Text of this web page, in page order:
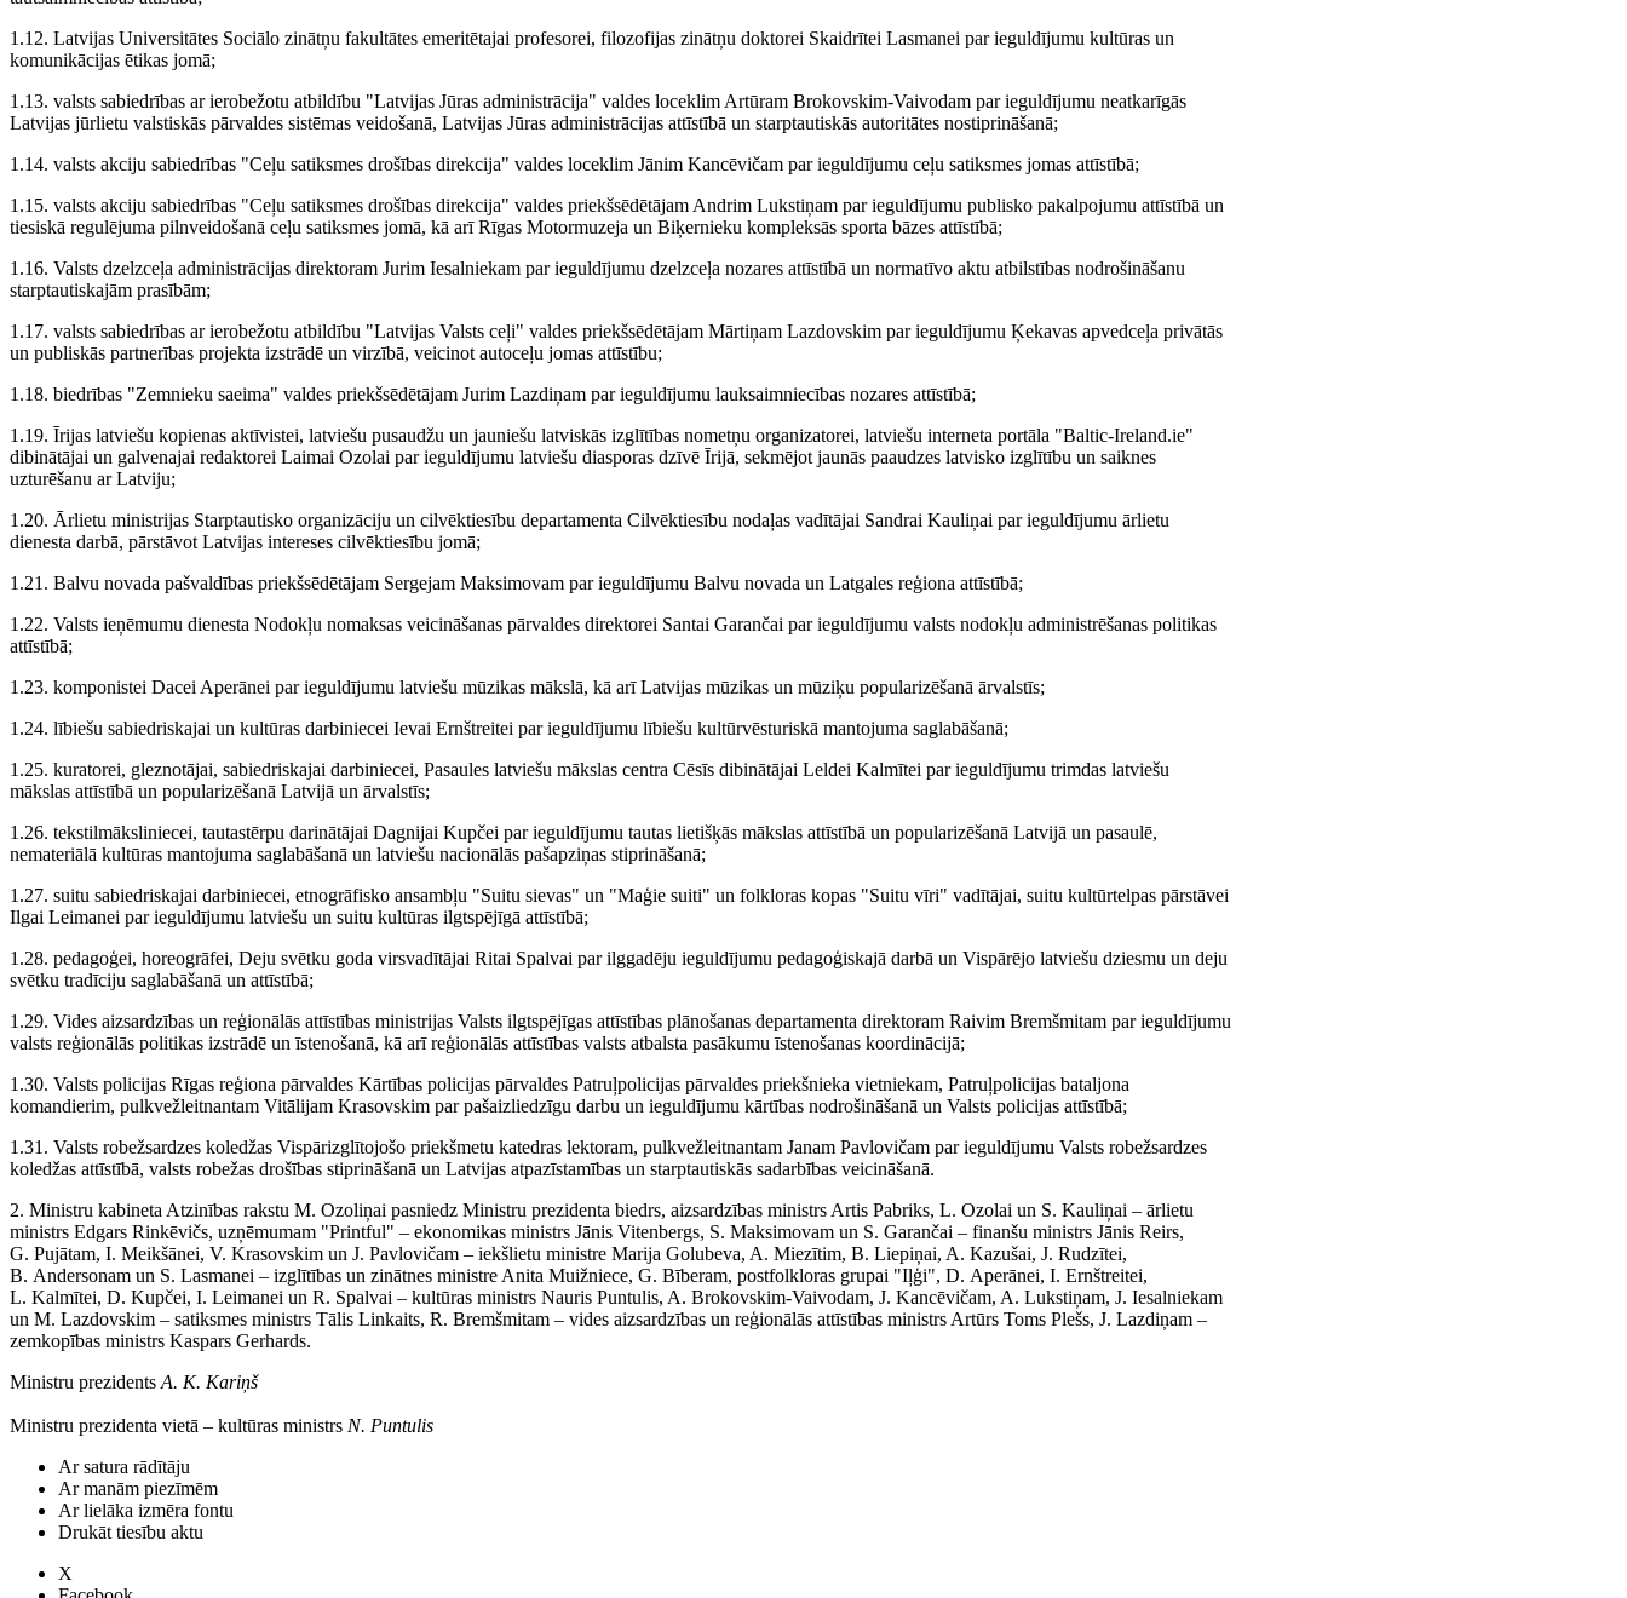
1.12. Latvijas Universitātes Sociālo zinātņu fakultātes emeritētajai profesorei, filozofijas zinātņu doktorei Skaidrītei Lasmanei par ieguldījumu kultūras un
komunikācijas ētikas jomā;
1.13. valsts sabiedrības ar ierobežotu atbildību "Latvijas Jūras administrācija" valdes loceklim Artūram Brokovskim-Vaivodam par ieguldījumu neatkarīgās
Latvijas jūrlietu valstiskās pārvaldes sistēmas veidošanā, Latvijas Jūras administrācijas attīstībā un starptautiskās autoritātes nostiprināšanā;
1.14. valsts akciju sabiedrības "Ceļu satiksmes drošības direkcija" valdes loceklim Jānim Kancēvičam par ieguldījumu ceļu satiksmes jomas attīstībā;
1.15. valsts akciju sabiedrības "Ceļu satiksmes drošības direkcija" valdes priekšsēdētājam Andrim Lukstiņam par ieguldījumu publisko pakalpojumu attīstībā un
tiesiskā regulējuma pilnveidošanā ceļu satiksmes jomā, kā arī Rīgas Motormuzeja un Biķernieku kompleksās sporta bāzes attīstībā;
1.16. Valsts dzelzceļa administrācijas direktoram Jurim Iesalniekam par ieguldījumu dzelzceļa nozares attīstībā un normatīvo aktu atbilstības nodrošināšanu
starptautiskajām prasībām;
1.17. valsts sabiedrības ar ierobežotu atbildību "Latvijas Valsts ceļi" valdes priekšsēdētājam Mārtiņam Lazdovskim par ieguldījumu Ķekavas apvedceļa privātās
un publiskās partnerības projekta izstrādē un virzībā, veicinot autoceļu jomas attīstību;
1.18. biedrības "Zemnieku saeima" valdes priekšsēdētājam Jurim Lazdiņam par ieguldījumu lauksaimniecības nozares attīstībā;
1.19. Īrijas latviešu kopienas aktīvistei, latviešu pusaudžu un jauniešu latviskās izglītības nometņu organizatorei, latviešu interneta portāla "Baltic-Ireland.ie"
dibinātājai un galvenajai redaktorei Laimai Ozolai par ieguldījumu latviešu diasporas dzīvē Īrijā, sekmējot jaunās paaudzes latvisko izglītību un saiknes
uzturēšanu ar Latviju;
1.20. Ārlietu ministrijas Starptautisko organizāciju un cilvēktiesību departamenta Cilvēktiesību nodaļas vadītājai Sandrai Kauliņai par ieguldījumu ārlietu
dienesta darbā, pārstāvot Latvijas intereses cilvēktiesību jomā;
1.21. Balvu novada pašvaldības priekšsēdētājam Sergejam Maksimovam par ieguldījumu Balvu novada un Latgales reģiona attīstībā;
1.22. Valsts ieņēmumu dienesta Nodokļu nomaksas veicināšanas pārvaldes direktorei Santai Garančai par ieguldījumu valsts nodokļu administrēšanas politikas
attīstībā;
1.23. komponistei Dacei Aperānei par ieguldījumu latviešu mūzikas mākslā, kā arī Latvijas mūzikas un mūziķu popularizēšanā ārvalstīs;
1.24. lībiešu sabiedriskajai un kultūras darbiniecei Ievai Ernštreitei par ieguldījumu lībiešu kultūrvēsturiskā mantojuma saglabāšanā;
1.25. kuratorei, gleznotājai, sabiedriskajai darbiniecei, Pasaules latviešu mākslas centra Cēsīs dibinātājai Leldei Kalmītei par ieguldījumu trimdas latviešu
mākslas attīstībā un popularizēšanā Latvijā un ārvalstīs;
1.26. tekstilmāksliniecei, tautastērpu darinātājai Dagnijai Kupčei par ieguldījumu tautas lietišķās mākslas attīstībā un popularizēšanā Latvijā un pasaulē,
nemateriālā kultūras mantojuma saglabāšanā un latviešu nacionālās pašapziņas stiprināšanā;
1.27. suitu sabiedriskajai darbiniecei, etnogrāfisko ansambļu "Suitu sievas" un "Maģie suiti" un folkloras kopas "Suitu vīri" vadītājai, suitu kultūrtelpas pārstāvei
Ilgai Leimanei par ieguldījumu latviešu un suitu kultūras ilgtspējīgā attīstībā;
1.28. pedagoģei, horeogrāfei, Deju svētku goda virsvadītājai Ritai Spalvai par ilggadēju ieguldījumu pedagoģiskajā darbā un Vispārējo latviešu dziesmu un deju
svētku tradīciju saglabāšanā un attīstībā;
1.29. Vides aizsardzības un reģionālās attīstības ministrijas Valsts ilgtspējīgas attīstības plānošanas departamenta direktoram Raivim Bremšmitam par ieguldījumu
valsts reģionālās politikas izstrādē un īstenošanā, kā arī reģionālās attīstības valsts atbalsta pasākumu īstenošanas koordinācijā;
1.30. Valsts policijas Rīgas reģiona pārvaldes Kārtības policijas pārvaldes Patruļpolicijas pārvaldes priekšnieka vietniekam, Patruļpolicijas bataljona
komandierim, pulkvežleitnantam Vitālijam Krasovskim par pašaizliedzīgu darbu un ieguldījumu kārtības nodrošināšanā un Valsts policijas attīstībā;
1.31. Valsts robežsardzes koledžas Vispārizglītojošo priekšmetu katedras lektoram, pulkvežleitnantam Janam Pavlovičam par ieguldījumu Valsts robežsardzes
koledžas attīstībā, valsts robežas drošības stiprināšanā un Latvijas atpazīstamības un starptautiskās sadarbības veicināšanā.
2. Ministru kabineta Atzinības rakstu M. Ozoliņai pasniedz Ministru prezidenta biedrs, aizsardzības ministrs Artis Pabriks, L. Ozolai un S. Kauliņai – ārlietu
ministrs Edgars Rinkēvičs, uzņēmumam "Printful" – ekonomikas ministrs Jānis Vitenbergs, S. Maksimovam un S. Garančai – finanšu ministrs Jānis Reirs,
G. Pujātam, I. Meikšānei, V. Krasovskim un J. Pavlovičam – iekšlietu ministre Marija Golubeva, A. Miezītim, B. Liepiņai, A. Kazušai, J. Rudzītei,
B. Andersonam un S. Lasmanei – izglītības un zinātnes ministre Anita Muižniece, G. Bīberam, postfolkloras grupai "Iļģi", D. Aperānei, I. Ernštreitei,
L. Kalmītei, D. Kupčei, I. Leimanei un R. Spalvai – kultūras ministrs Nauris Puntulis, A. Brokovskim-Vaivodam, J. Kancēvičam, A. Lukstiņam, J. Iesalniekam
un M. Lazdovskim – satiksmes ministrs Tālis Linkaits, R. Bremšmitam – vides aizsardzības un reģionālās attīstības ministrs Artūrs Toms Plešs, J. Lazdiņam –
zemkopības ministrs Kaspars Gerhards.
Ministru prezidents A. K. Kariņš
Ministru prezidenta vietā ‒ kultūras ministrs N. Puntulis
Ar satura rādītāju
Ar manām piezīmēm
Ar lielāka izmēra fontu
Drukāt tiesību aktu
X